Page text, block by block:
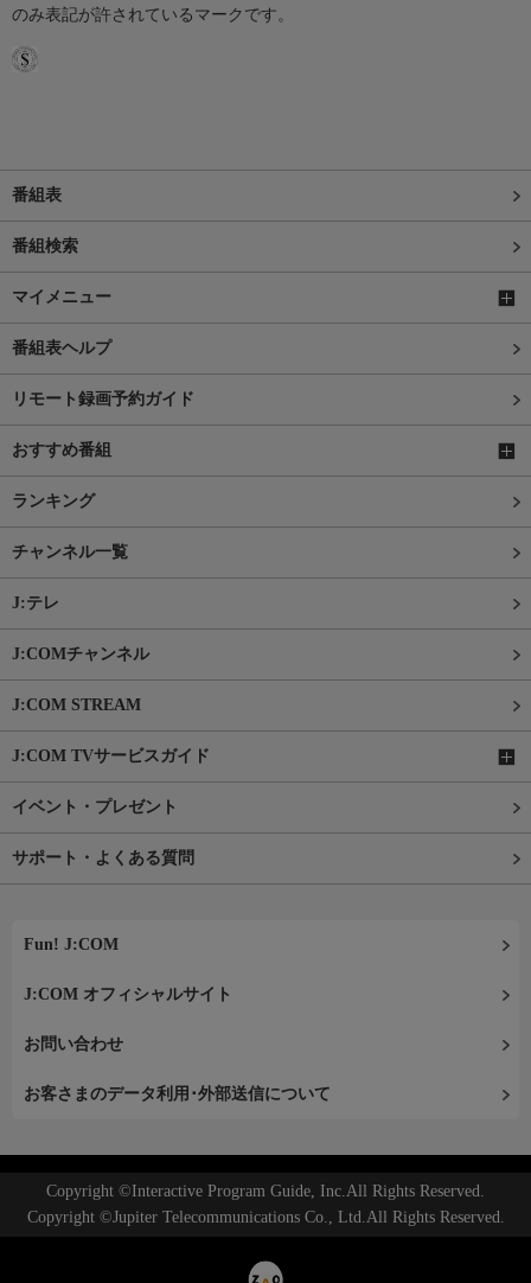
のみ表記が許されているマークです。
番組表
番組検索
マイメニュー
番組表ヘルプ
リモート録画予約ガイド
おすすめ番組
ランキング
チャンネル一覧
J:テレ
J:COMチャンネル
J:COM STREAM
J:COM TVサービスガイド
イベント・プレゼント
サポート・よくある質問
Fun! J:COM
J:COM オフィシャルサイト
お問い合わせ
お客さまのデータ利用･外部送信について
Copyright ©Interactive Program Guide, Inc.All Rights Reserved.
Copyright ©Jupiter Telecommunications Co., Ltd.All Rights Reserved.